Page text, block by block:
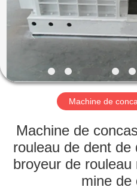
VR
SHOW
AU
DE
NOUS
Machine de
Machine de
rouleau de dent
broyeur de
mine de